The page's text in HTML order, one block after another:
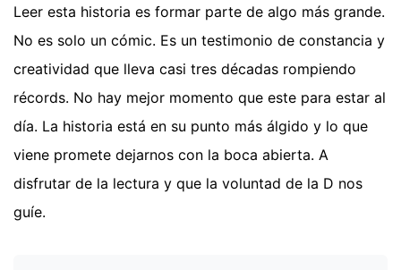
Leer esta historia es formar parte de algo más grande.
No es solo un cómic. Es un testimonio de constancia y
creatividad que lleva casi tres décadas rompiendo
récords. No hay mejor momento que este para estar al
día. La historia está en su punto más álgido y lo que
viene promete dejarnos con la boca abierta. A
disfrutar de la lectura y que la voluntad de la D nos
guíe.